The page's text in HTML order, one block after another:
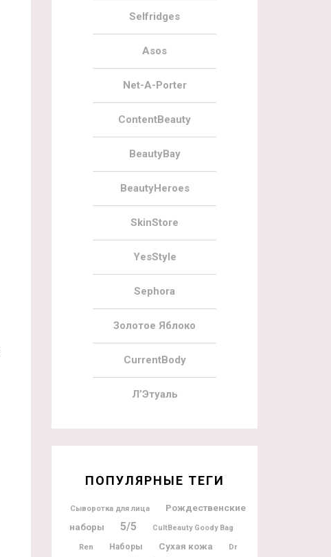
Selfridges
Asos
Net-A-Porter
ContentBeauty
BeautyBay
BeautyHeroes
SkinStore
YesStyle
Sephora
Золотое Яблоко
CurrentBody
Л’Этуаль
ПОПУЛЯРНЫЕ ТЕГИ
Сыворотка для лица
Рождественские
наборы
5/5 CultBeauty Goody Bag
Ren Наборы Сухая кожа
Dr